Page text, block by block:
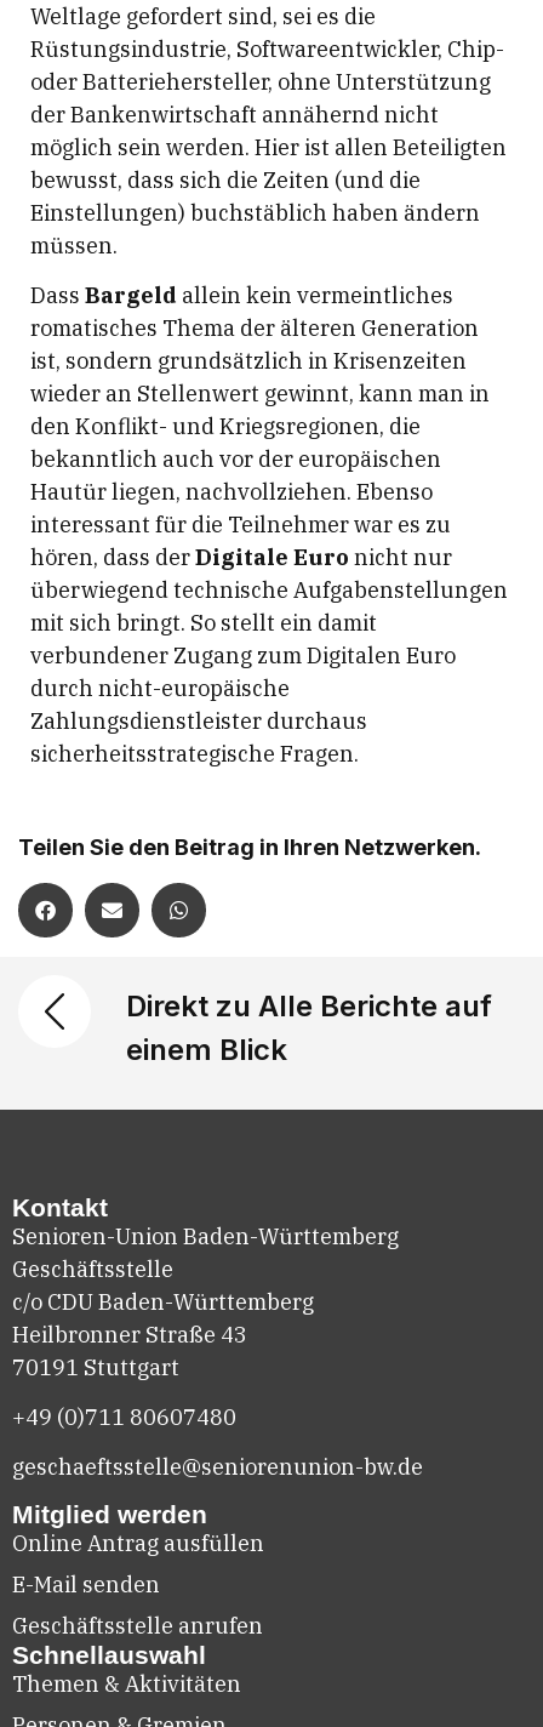
Weltlage gefordert sind, sei es die
Rüstungsindustrie, Softwareentwickler, Chip-
oder Batteriehersteller, ohne Unterstützung
der Bankenwirtschaft annähernd nicht
möglich sein werden. Hier ist allen Beteiligten
bewusst, dass sich die Zeiten (und die
Einstellungen) buchstäblich haben ändern
müssen.
Dass Bargeld allein kein vermeintliches
romatisches Thema der älteren Generation
ist, sondern grundsätzlich in Krisenzeiten
wieder an Stellenwert gewinnt, kann man in
den Konflikt- und Kriegsregionen, die
bekanntlich auch vor der europäischen
Hautür liegen, nachvollziehen. Ebenso
interessant für die Teilnehmer war es zu
hören, dass derDigitale Euro nicht nur
überwiegend technische Aufgabenstellungen
mit sich bringt. So stellt ein damit
verbundener Zugang zum Digitalen Euro
durch nicht-europäische
Zahlungsdienstleister durchaus
sicherheitsstrategische Fragen.
Teilen Sie den Beitrag in Ihren Netzwerken.
Direkt zu Alle Berichte auf
einem Blick
Kontakt
Senioren-Union Baden-Württemberg
Geschäftsstelle
c/o CDU Baden-Württemberg
Heilbronner Straße 43
70191 Stuttgart
+49 (0)711 80607480
geschaeftsstelle@seniorenunion-bw.de
Mitglied werden
Online Antrag ausfüllen
E-Mail senden
Geschäftsstelle anrufen
Schnellauswahl
Themen & Aktivitäten